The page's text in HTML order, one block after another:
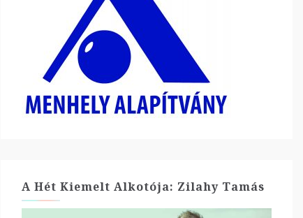
A Hét Kiemelt Alkotója: Zilahy Tamás